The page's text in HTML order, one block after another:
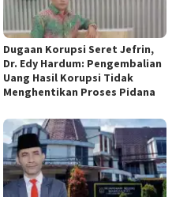
Dugaan Korupsi Seret Jefrin,
Dr. Edy Hardum: Pengembalian
Uang Hasil Korupsi Tidak
Menghentikan Proses Pidana